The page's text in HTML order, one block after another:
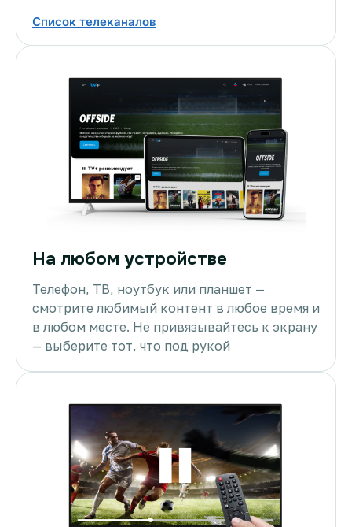
Список телеканалов
На любом устройстве
Телефон, ТВ, ноутбук или планшет —
смотрите любимый контент в любое время и
в любом месте. Не привязывайтесь к экрану
— выберите тот, что под рукой